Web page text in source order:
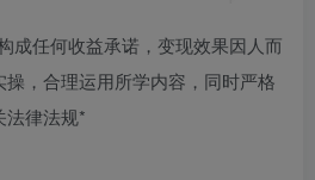
成任何收益承诺，变现效果因人而
，合理运用所学内容，同时严格
法律法规*